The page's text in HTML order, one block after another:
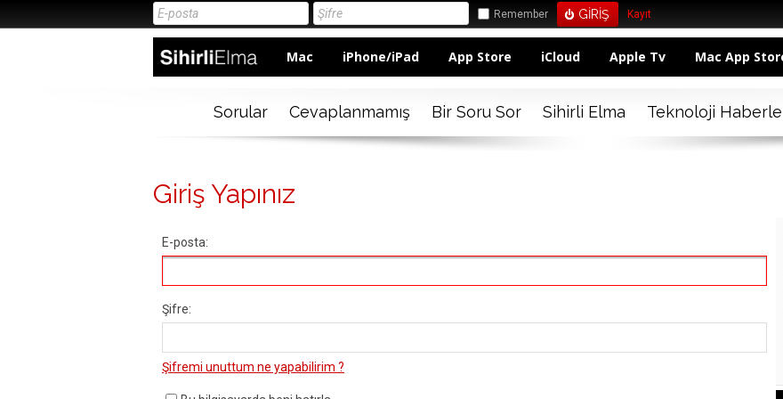
Remember Kayıt
Mac iPhone/iPad App Store iCloud Apple Tv Mac App
Sorular Cevaplanmamış Bir Soru Sor Sihirli Elma Teknoloji
Giriş Yapınız
E-posta:
Şifre:
Şifremi unuttum ne yapabilirim ?